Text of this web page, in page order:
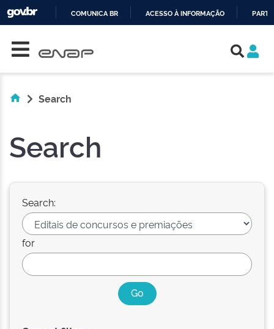
COMUNICA BR ACESSO À INFORMAÇÃO
Search
Search
Search:
for